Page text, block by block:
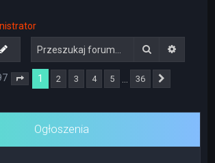
Szukaj
Strona 1z 36
1 2 3 4 5 36
Ogłoszenia